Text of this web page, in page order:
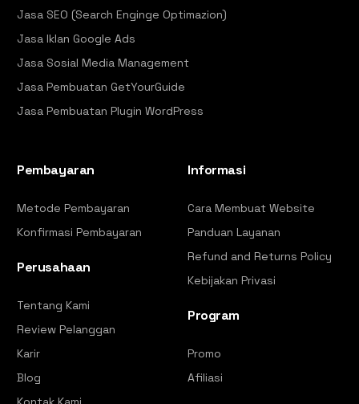
Jasa SEO (Search Enginge Optimazion)
Jasa Iklan Google Ads
Jasa Sosial Media Management
Jasa Pembuatan GetYourGuide
Jasa Pembuatan Plugin WordPress
Pembayaran
Metode Pembayaran
Konfirmasi Pembayaran
Perusahaan
Tentang Kami
Review Pelanggan
Karir
Blog
Informasi
Cara Membuat Website
Panduan Layanan
Refund and Returns Policy
Kebijakan Privasi
Program
Promo
Afiliasi